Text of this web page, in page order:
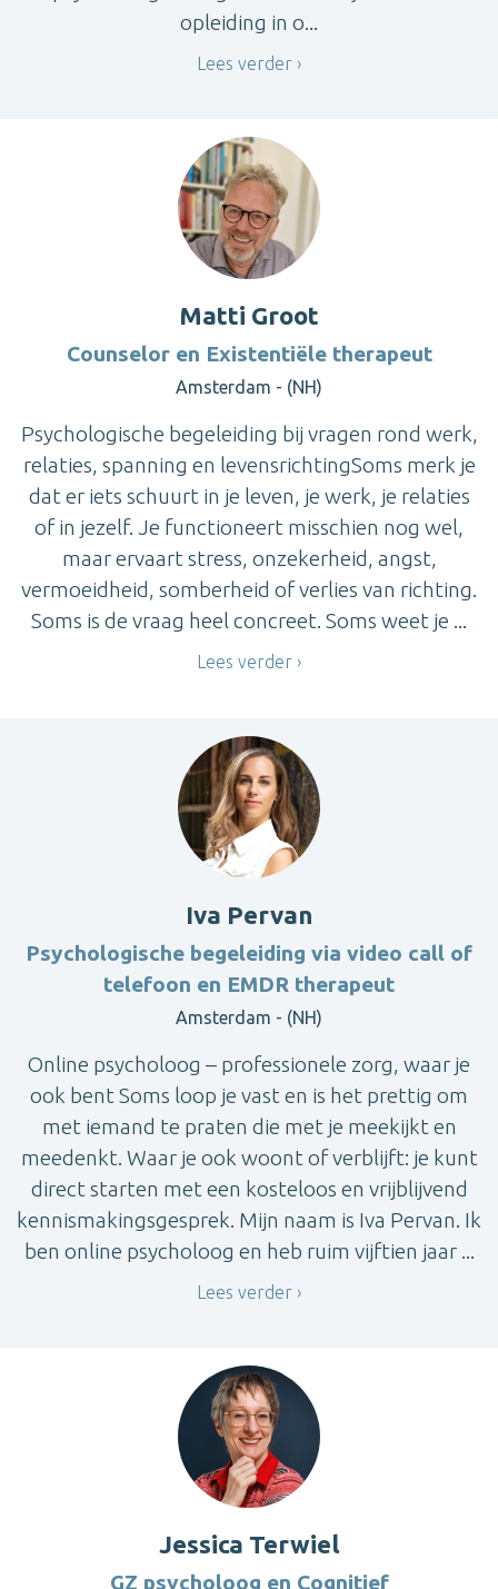
opleiding in o...
Lees verder
Matti Groot
Counselor en Existentiële therapeut
Amsterdam - (NH)
Psychologische begeleiding bij vragen rond werk,
relaties, spanning en levensrichtingSoms merk je
dat er iets schuurt in je leven, je werk, je relaties
of in jezelf. Je functioneert misschien nog wel,
maar ervaart stress, onzekerheid, angst,
vermoeidheid, somberheid of verlies van richting.
Soms is de vraag heel concreet. Soms weet je ...
Lees verder
Iva Pervan
Psychologische begeleiding via video call of
telefoon en EMDR therapeut
Amsterdam - (NH)
Online psycholoog – professionele zorg, waar je
ook bent Soms loop je vast en is het prettig om
met iemand te praten die met je meekijkt en
meedenkt. Waar je ook woont of verblijft: je kunt
direct starten met een kosteloos en vrijblijvend
kennismakingsgesprek. Mijn naam is Iva Pervan. Ik
ben online psycholoog en heb ruim vijftien jaar ...
Lees verder
Jessica Terwiel
GZ psycholoog en Cognitief